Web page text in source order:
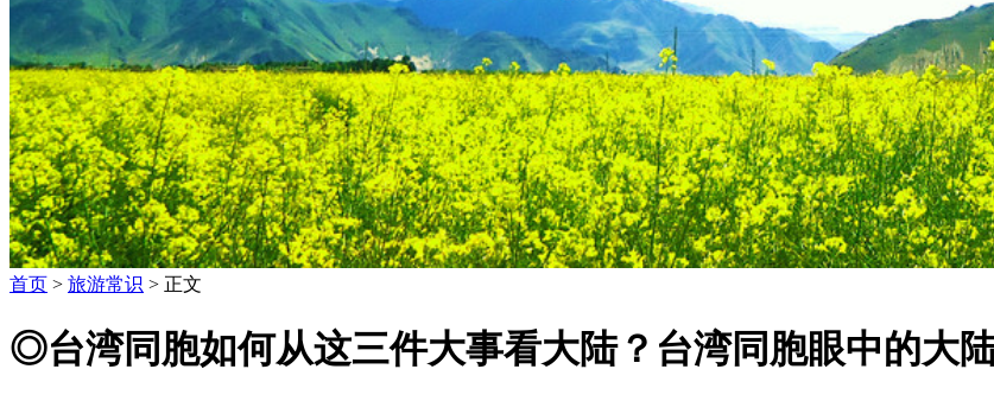
首页 > 旅游常识 > 正文
◎台湾同胞如何从这三件大事看大陆？台湾同胞眼中的大